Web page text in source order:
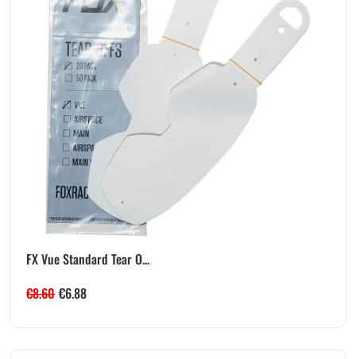
FX Vue Standard Tear O...
€8.60 €6.88